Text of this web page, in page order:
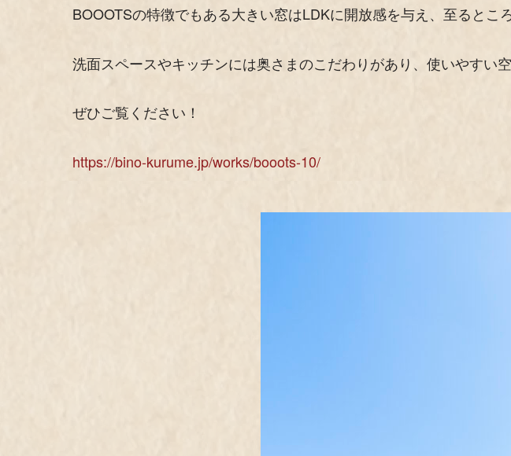
BOOOTSの特徴でもある大きい窓はLDKに開放感を与え、至るとこ
洗面スペースやキッチンには奥さまのこだわりがあり、使いやすい空
ぜひご覧ください！
https://bino-kurume.jp/works/booots-10/